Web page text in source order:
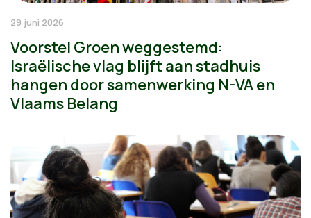
29 juni 2026
Voorstel Groen weggestemd:
Israëlische vlag blijft aan stadhuis
hangen door samenwerking N-VA en
Vlaams Belang